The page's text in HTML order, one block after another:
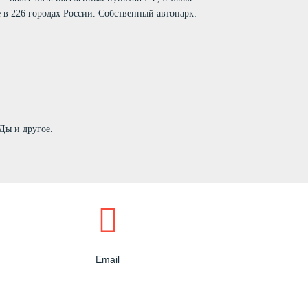
226 городах России. Собственный автопарк:
и другое.
Email